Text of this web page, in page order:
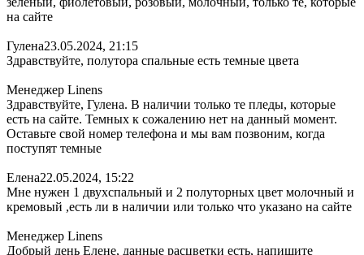
на сайте
Гулена23.05.2024, 21:15
Здравствуйте, полутора спальные есть темные цвета
Менеджер Linens
Здравствуйте, Гулена. В наличии только те пледы, которые
есть на сайте. Темных к сожалению нет на данный момент.
Оставьте свой номер телефона и мы вам позвоним, когда
поступят темные
Елена22.05.2024, 15:22
Мне нужен 1 двухспальный и 2 полуторных цвет молочный и
кремовый ,есть ли в наличии или только что указано на сайте
Менеджер Linens
Добрый день Елене, данные расцветки есть, напишите